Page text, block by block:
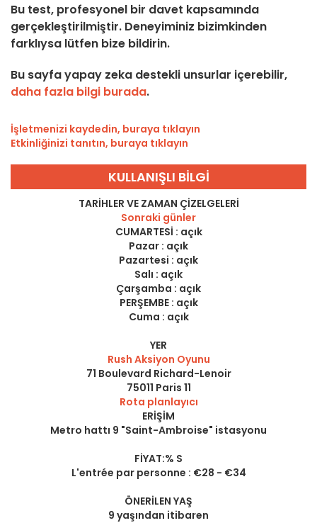
Bu test, profesyonel bir davet kapsamında
gerçekleştirilmiştir. Deneyiminiz bizimkinden
farklıysa lütfen bize bildirin.
Bu sayfa yapay zeka destekli unsurlar içerebilir,
daha fazla bilgi burada.
İşletmenizi kaydedin, buraya tıklayın
Etkinliğinizi tanıtın, buraya tıklayın
KULLANIŞLI BILGI
TARIHLER VE ZAMAN ÇIZELGELERI
Sonraki günler
CUMARTESİ : açık
Pazar : açık
Pazartesi : açık
Salı : açık
Çarşamba : açık
PERŞEMBE : açık
Cuma : açık
YER
Rush Aksiyon Oyunu
71 Boulevard Richard-Lenoir
75011 Paris 11
Rota planlayıcı
ERIŞIM
Metro hattı 9 "Saint-Ambroise" istasyonu
FIYAT:% S
L'entrée par personne : €28 - €34
ÖNERILEN YAŞ
9 yaşından itibaren